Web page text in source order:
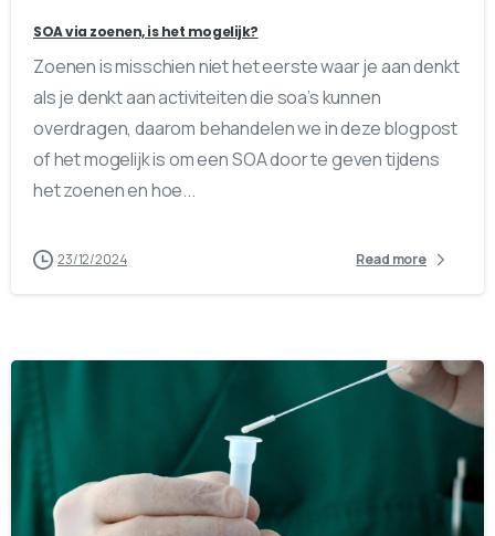
SOA via zoenen, is het mogelijk?
Zoenen is misschien niet het eerste waar je aan denkt
als je denkt aan activiteiten die soa’s kunnen
overdragen, daarom behandelen we in deze blogpost
of het mogelijk is om een SOA door te geven tijdens
het zoenen en hoe...
23/12/2024 Read more